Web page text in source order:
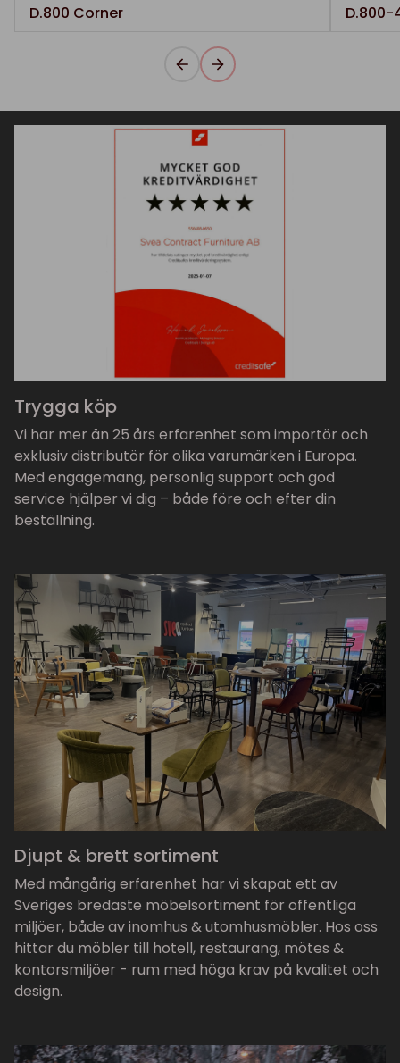
D.800 Corner D.800-
Trygga köp
Vi har mer än 25 års erfarenhet som importör och
exklusiv distributör för olika varumärken i Europa.
Med engagemang, personlig support och god
service hjälper vi dig – både före och efter din
beställning.
Djupt & brett sortiment
Med mångårig erfarenhet har vi skapat ett av
Sveriges bredaste möbelsortiment för offentliga
miljöer, både av inomhus & utomhusmöbler. Hos oss
hittar du möbler till hotell, restaurang, mötes &
kontorsmiljöer - rum med höga krav på kvalitet och
design.